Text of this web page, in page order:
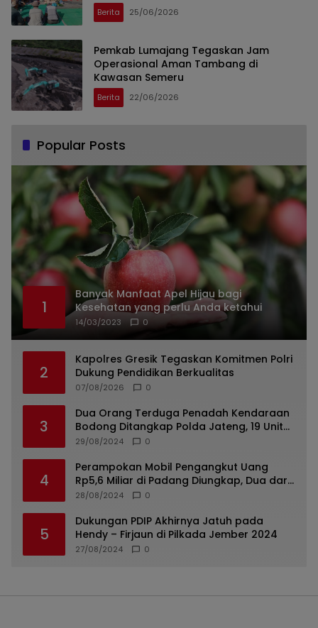
Berita 25/06/2026
Pemkab Lumajang Tegaskan Jam
Operasional Aman Tambang di
Kawasan Semeru
Berita 22/06/2026
Popular Posts
1
Banyak Manfaat Apel Hijau bagi
Kesehatan yang perlu Anda ketahui
14/03/2023 0
2
Kapolres Gresik Tegaskan Komitmen Polri
Dukung Pendidikan Berkualitas
07/08/2026 0
3
Dua Orang Terduga Penadah Kendaraan
Bodong Ditangkap Polda Jateng, 19 Unit
Roda Empat Diamankan
29/08/2024 0
4
Perampokan Mobil Pengangkut Uang
Rp5,6 Miliar di Padang Diungkap, Dua dari
Tiga Tersangka Merupakan Oknum Polisi
28/08/2024 0
5
Dukungan PDIP Akhirnya Jatuh pada
Hendy – Firjaun di Pilkada Jember 2024
27/08/2024 0